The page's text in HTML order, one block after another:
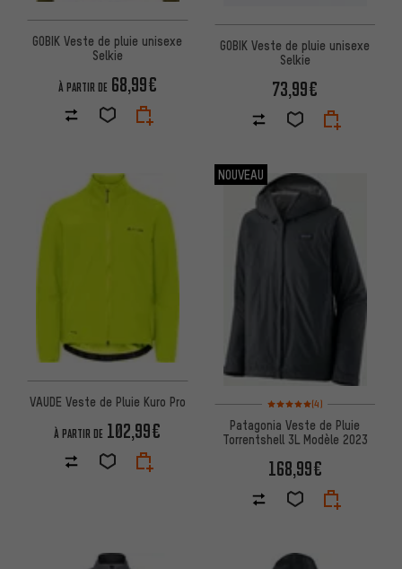
GOBIK Veste de pluie unisexe
Selkie
À PARTIR DE 68,99€
GOBIK Veste de pluie unisexe
Selkie
73,99€
VAUDE Veste de Pluie Kuro Pro
À PARTIR DE 102,99€
NOUVEAU
Note moyenne : 5 sur 5
(4)
Patagonia Veste de Pluie
Torrentshell 3L Modèle 2023
168,99€